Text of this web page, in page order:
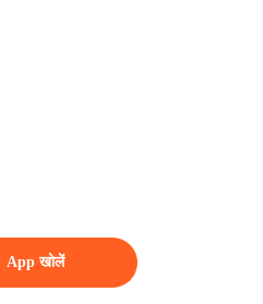
App खोलें